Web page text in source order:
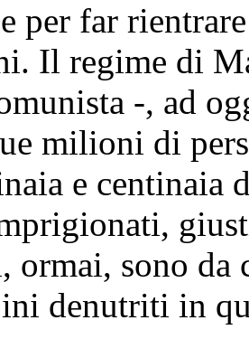
per far
Il regime di
-, ad
milioni di
e centinaia
ormai, sono da
denutriti in